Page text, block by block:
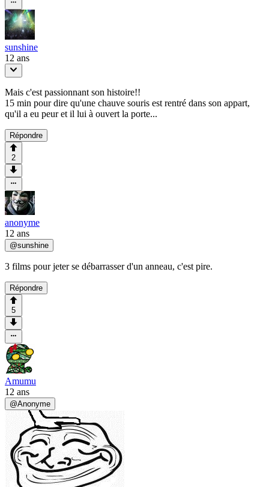
sunshine
12 ans
Mais c'est passionnant son histoire!!
15 min pour dire qu'une chauve souris est rentré dans son appart,
qu'il a eu peur et il lui à ouvert la porte...
Répondre
2
anonyme
12 ans
@sunshine
3 films pour jeter se débarrasser d'un anneau, c'est pire.
Répondre
5
Amumu
12 ans
@Anonyme